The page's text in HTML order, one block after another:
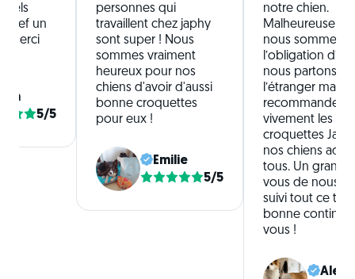
bref un
Merci
5/5
personnes qui
travaillent chez japhy
sont super ! Nous
sommes vraiment
heureux pour nos
chiens d'avoir d'aussi
bonne croquettes
pour eux !
Emilie
5/5
notre chien.
nous sommes
l’obligation
nous partons
l’étranger mais
recommande
vivement les
croquettes
nos chiens
tous. Un grand
vous de nous
suivi tout ce
bonne
vous !
Alex